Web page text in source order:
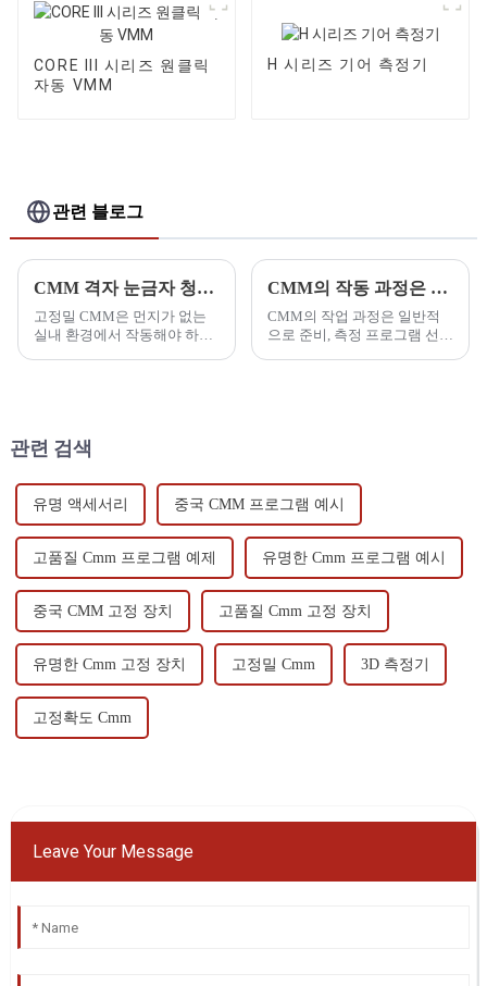
CORE III 시리즈 원클릭
자동 VMM
H 시리즈 기어 측정기
관련 블로그
CMM 격자 눈금자 청소 방법
고정밀 CMM은 먼지가 없는
실내 환경에서 작동해야 하며,
CMM의 작동 과정은 무엇입니까?
CMM의 작업 과정은 일반적
으로 준비, 측정 프로그램 선
관련 검색
유명 액세서리 중국 CMM 프로그램 예시
고품질 Cmm 프로그램 예제 유명한 Cmm 프로그램 예시
중국 CMM 고정 장치 고품질 Cmm 고정 장치
유명한 Cmm 고정 장치 고정밀 Cmm 3D 측정기
고정확도 Cmm
Leave Your Message